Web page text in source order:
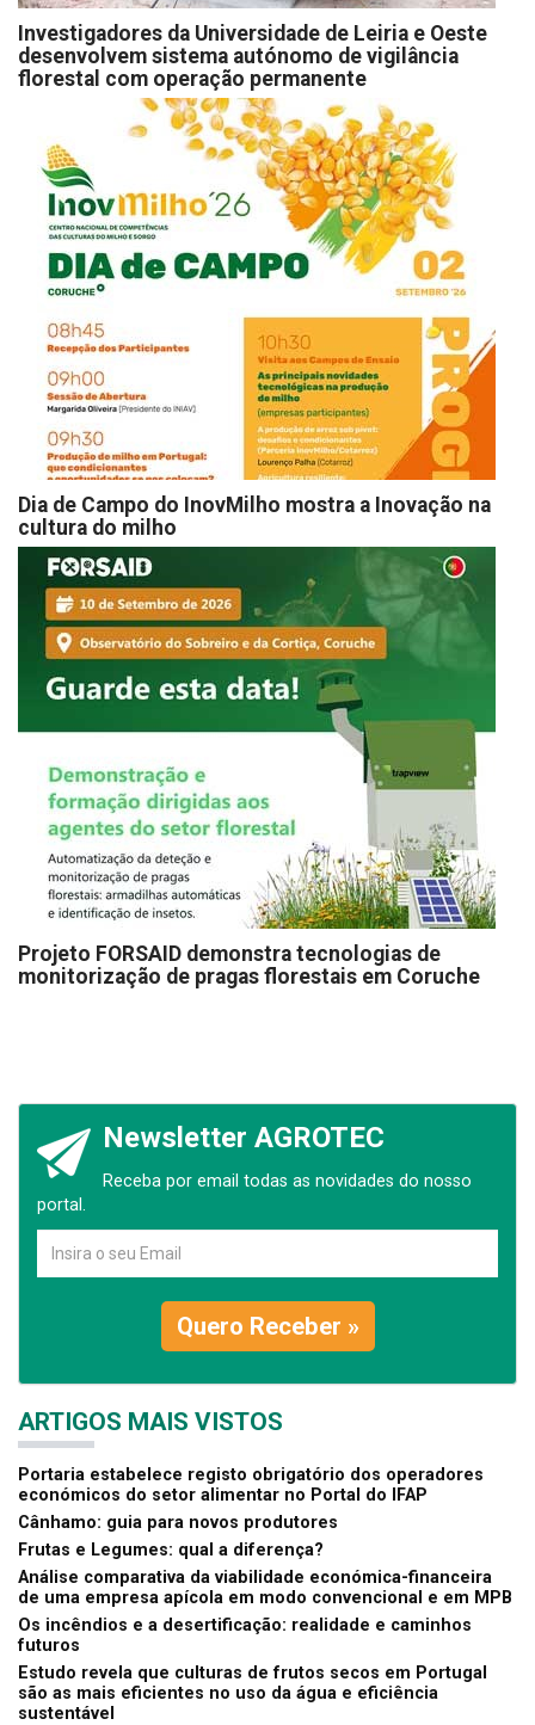
Investigadores da Universidade de Leiria e Oeste
desenvolvem sistema autónomo de vigilância
florestal com operação permanente
Dia de Campo do InovMilho mostra a Inovação na
cultura do milho
Projeto FORSAID demonstra tecnologias de
monitorização de pragas florestais em Coruche
Newsletter AGROTEC
Receba por email todas as novidades do nosso
portal.
Quero Receber »
ARTIGOS MAIS VISTOS
Portaria estabelece registo obrigatório dos operadores
económicos do setor alimentar no Portal do IFAP
Cânhamo: guia para novos produtores
Frutas e Legumes: qual a diferença?
Análise comparativa da viabilidade económica-financeira
de uma empresa apícola em modo convencional e em MPB
Os incêndios e a desertificação: realidade e caminhos
futuros
Estudo revela que culturas de frutos secos em Portugal
são as mais eficientes no uso da água e eficiência
sustentável